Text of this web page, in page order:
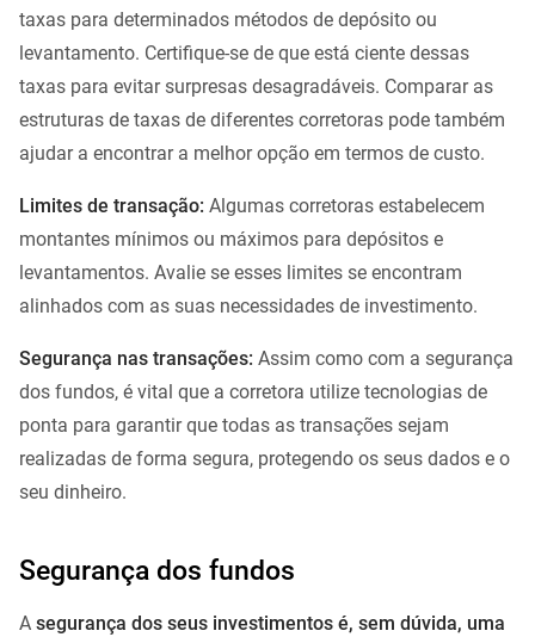
taxas para determinados métodos de depósito ou
levantamento. Certifique-se de que está ciente dessas
taxas para evitar surpresas desagradáveis. Comparar as
estruturas de taxas de diferentes corretoras pode também
ajudar a encontrar a melhor opção em termos de custo.
Limites de transação: Algumas corretoras estabelecem
montantes mínimos ou máximos para depósitos e
levantamentos. Avalie se esses limites se encontram
alinhados com as suas necessidades de investimento.
Segurança nas transações: Assim como com a segurança
dos fundos, é vital que a corretora utilize tecnologias de
ponta para garantir que todas as transações sejam
realizadas de forma segura, protegendo os seus dados e o
seu dinheiro.
Segurança dos fundos
A segurança dos seus investimentos é, sem dúvida, uma